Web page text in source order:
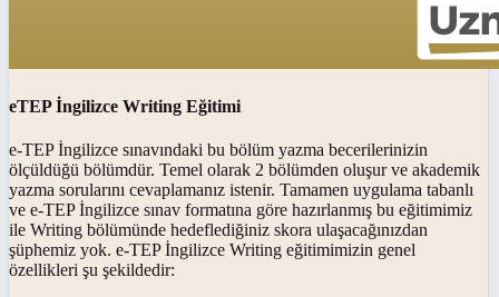
eTEP İngilizce Writing Eğitimi
e-TEP İngilizce sınavındaki bu bölüm yazma becerilerinizin
ölçüldüğü bölümdür. Temel olarak 2 bölümden oluşur ve akademik
yazma sorularını cevaplamanız istenir. Tamamen uygulama tabanlı
ve e-TEP İngilizce sınav formatına göre hazırlanmış bu eğitimimiz
ile Writing bölümünde hedeflediğiniz skora ulaşacağınızdan
şüphemiz yok. e-TEP İngilizce Writing eğitimimizin genel
özellikleri şu şekildedir: